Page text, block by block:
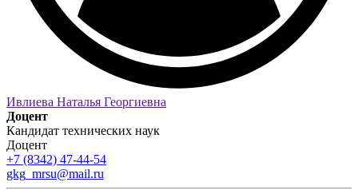
Ивлиева Наталья Георгиевна
Доцент
Кандидат технических наук
Доцент
+7 (8342) 47-44-54
gkg_mrsu@mail.ru